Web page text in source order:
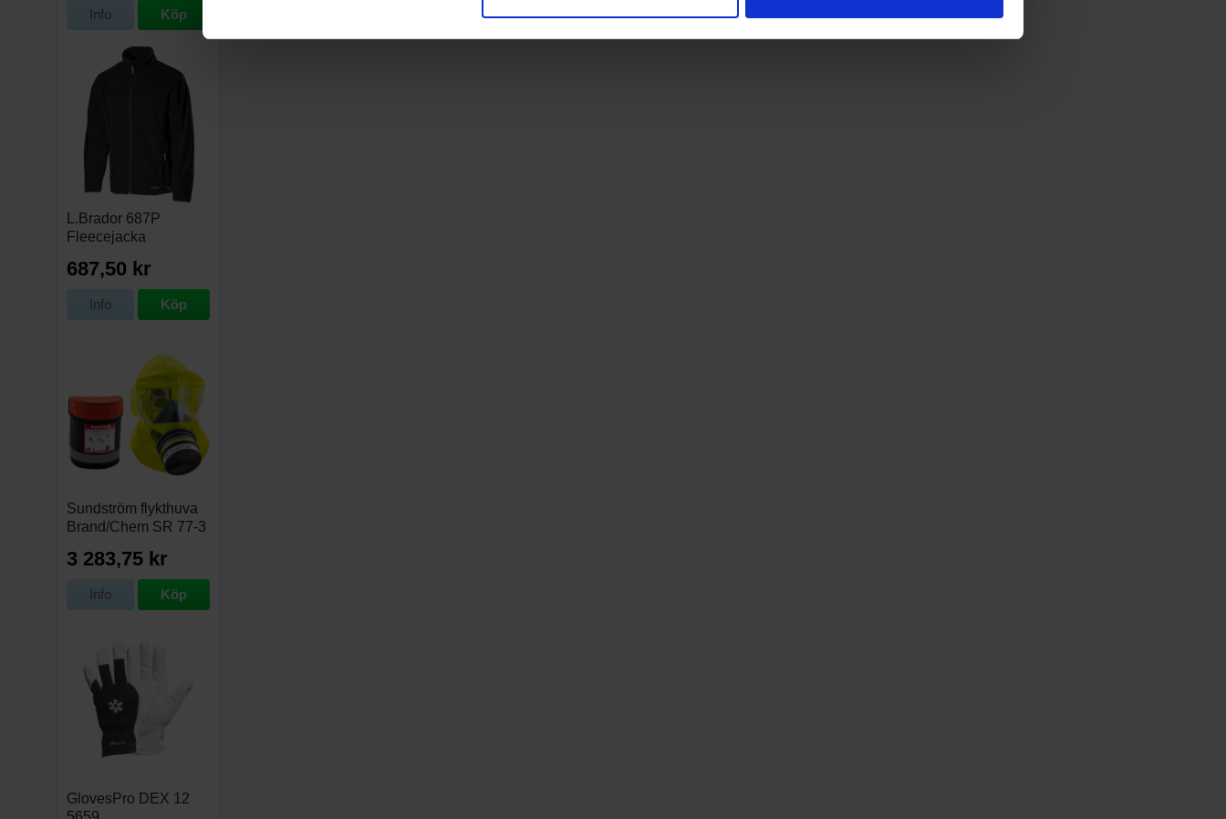
Info Köp
L.Brador 687P
Fleecejacka
687,50 kr
Info Köp
Sundström flykthuva
Brand/Chem SR 77-3
3 283,75 kr
Info Köp
GlovesPro DEX 12